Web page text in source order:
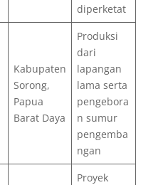
diperketat
Kabupaten
Sorong,
Papua
Barat Daya
Produksi
dari
lapangan
lama serta
pengebora
n sumur
pengemba
ngan
Proyek